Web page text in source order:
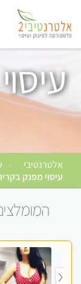
אלטרנטיבי ›
עיסוי מפנק